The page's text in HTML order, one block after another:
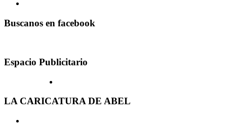
Buscanos en facebook
Espacio Publicitario
LA CARICATURA DE ABEL